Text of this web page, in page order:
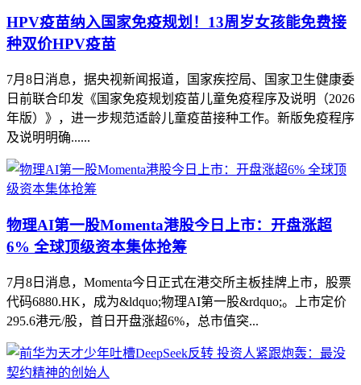
HPV疫苗纳入国家免疫规划！13周岁女孩能免费接
种双价HPV疫苗
7月8日消息，据央视新闻报道，国家疾控局、国家卫生健康委
日前联合印发《国家免疫规划疫苗儿童免疫程序及说明（2026
年版）》，进一步规范适龄儿童疫苗接种工作。新版免疫程序
及说明明确......
物理AI第一股Momenta港股今日上市：开盘涨超
6% 全球顶级资本集体抢筹
7月8日消息，Momenta今日正式在港交所主板挂牌上市，股票
代码6880.HK，成为&ldquo;物理AI第一股&rdquo;。上市定价
295.6港元/股，首日开盘涨超6%，总市值突...